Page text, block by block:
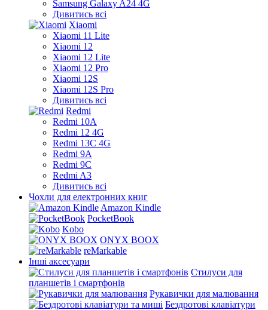
Samsung Galaxy A24 4G
Дивитись всі
Xiaomi
Xiaomi 11 Lite
Xiaomi 12
Xiaomi 12 Lite
Xiaomi 12 Pro
Xiaomi 12S
Xiaomi 12S Pro
Дивитись всі
Redmi
Redmi 10A
Redmi 12 4G
Redmi 13C 4G
Redmi 9A
Redmi 9C
Redmi A3
Дивитись всі
Чохли для електронних книг
Amazon Kindle
PocketBook
Kobo
ONYX BOOX
reMarkable
Інші аксесуари
Стилуси для
планшетів і смартфонів
Рукавички для малювання
Бездротові клавіатури